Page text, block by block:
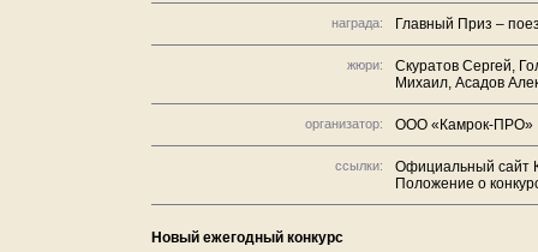
награда: Главный Приз –
жюри:
Скуратов Сергей,
Михаил, Асадов
организатор: ООО «Камрок-ПРО»
ссылки:
Официальный сайт
Положение о
Новый ежегодный конкурс